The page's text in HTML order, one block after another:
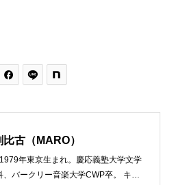

古（MARO）
年東京生まれ。慶応義塾大学文学
、バークリー音楽大学CWP卒。 キリ